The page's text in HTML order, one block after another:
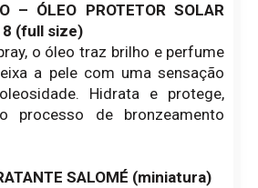
– ÓLEO PROTETOR SOLAR
(full size)
o óleo traz brilho e perfume
a pele com uma sensação
Hidrata e protege,
processo de bronzeamento
SALOMÉ (miniatura)